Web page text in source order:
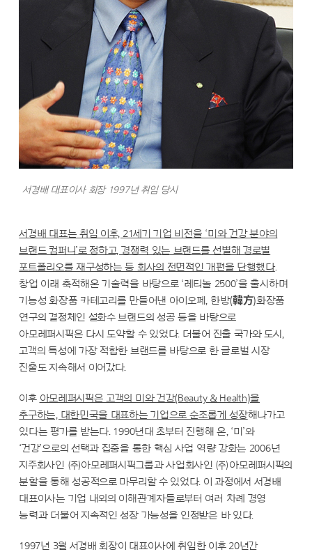
서경배 대표이사 회장 1997년 취임 당시
서경배 대표는 취임 이후, 21세기 기업 비전을 ‘미와 건강 분야의
브랜드 컴퍼니’로 정하고, 경쟁력 있는 브랜드를 선별해 경로별
포트폴리오를 재구성하는 등 회사의 전면적인 개편을 단행했다.
창업 이래 축적해온 기술력을 바탕으로 ‘레티놀 2500’을 출시하며
기능성 화장품 카테고리를 만들어낸 아이오페, 한방(韓方)화장품
연구의 결정체인 설화수 브랜드의 성공 등을 바탕으로
아모레퍼시픽은 다시 도약할 수 있었다. 더불어 진출 국가와 도시,
고객의 특성에 가장 적합한 브랜드를 바탕으로 한 글로벌 시장
진출도 지속해서 이어갔다.
이후 아모레퍼시픽은 고객의 미와 건강(Beauty & Health)을
추구하는, 대한민국을 대표하는 기업으로 순조롭게 성장해나가고
있다는 평가를 받는다. 1990년대 초부터 진행해 온, ‘미’와
‘건강’으로의 선택과 집중을 통한 핵심 사업 역량 강화는 2006년
지주회사인 ㈜아모레퍼시픽그룹과 사업회사인 ㈜아모레퍼시픽의
분할을 통해 성공적으로 마무리할 수 있었다. 이 과정에서 서경배
대표이사는 기업 내외의 이해관계자들로부터 여러 차례 경영
능력과 더불어 지속적인 성장 가능성을 인정받은 바 있다.
1997년 3월 서경배 회장이 대표이사에 취임한 이후 20년간